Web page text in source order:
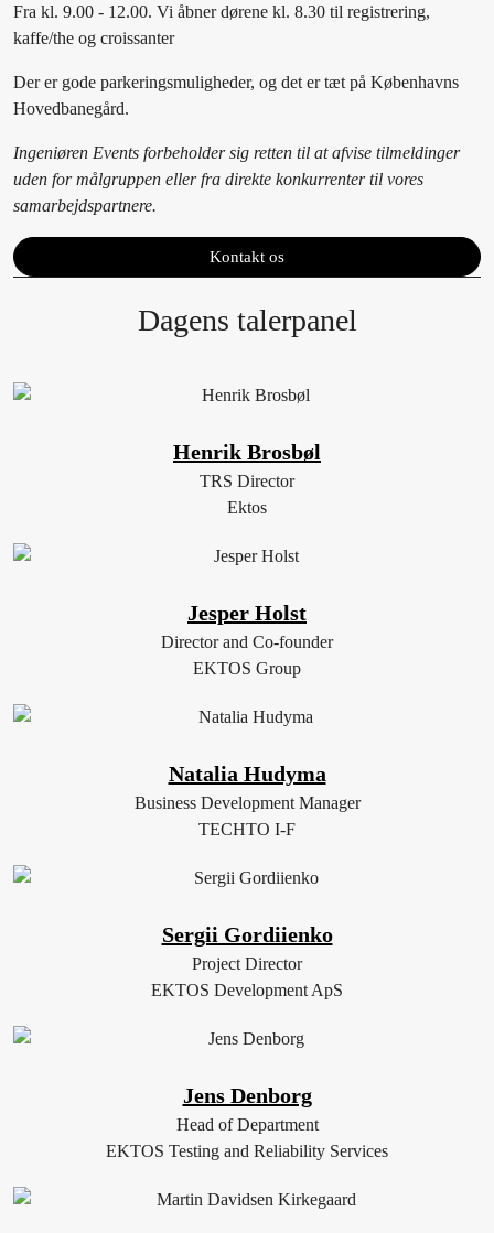
Fra kl. 9.00 - 12.00. Vi åbner dørene kl. 8.30 til registrering,
kaffe/the og croissanter
Der er gode parkeringsmuligheder, og det er tæt på Københavns
Hovedbanegård.
Ingeniøren Events forbeholder sig retten til at afvise tilmeldinger
uden for målgruppen eller fra direkte konkurrenter til vores
samarbejdspartnere.
Kontakt os
Dagens talerpanel
Henrik Brosbøl
TRS Director
Ektos
Jesper Holst
Director and Co-founder
EKTOS Group
Natalia Hudyma
Business Development Manager
TECHTO I-F
Sergii Gordiienko
Project Director
EKTOS Development ApS
Jens Denborg
Head of Department
EKTOS Testing and Reliability Services